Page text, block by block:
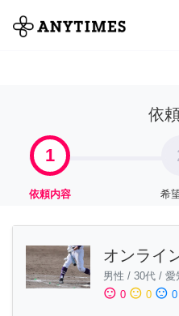
全て
依
1
依頼内容 希
オンライ
男性 / 30代 / 愛
sentiment_satisfied 0 sentiment_neutral 0 sentiment_dissatisfied 0